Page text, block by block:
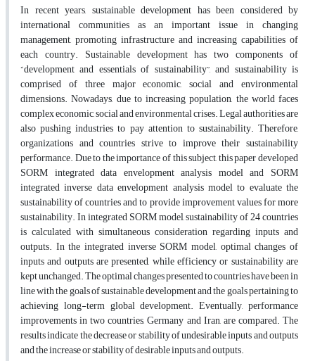
In recent years, sustainable development has been considered by
international communities as an important issue in changing
management, promoting infrastructure and increasing capabilities of
each country. Sustainable development has two components of
“development and essentials of sustainability”, and sustainability is
comprised of three major economic, social and environmental
dimensions. Nowadays, due to increasing population, the world faces
complex economic, social and environmental crises. Legal authorities are
also pushing industries to pay attention to sustainability. Therefore,
organizations and countries strive to improve their sustainability
performance. Due to the importance of this subject, this paper developed
SORM integrated data envelopment analysis model and SORM
integrated inverse data envelopment analysis model to evaluate the
sustainability of countries and to provide improvement values for more
sustainability. In integrated SORM model, sustainability of 24 countries
is calculated with simultaneous consideration regarding inputs and
outputs. In the integrated inverse SORM model, optimal changes of
inputs and outputs are presented, while efficiency or sustainability are
kept unchanged. The optimal changes presented to countries have been in
line with the goals of sustainable development and the goals pertaining to
achieving long-term global development. Eventually, performance
improvements in two countries, Germany and Iran, are compared. The
results indicate the decrease or stability of undesirable inputs and outputs
and the increase or stability of desirable inputs and outputs.